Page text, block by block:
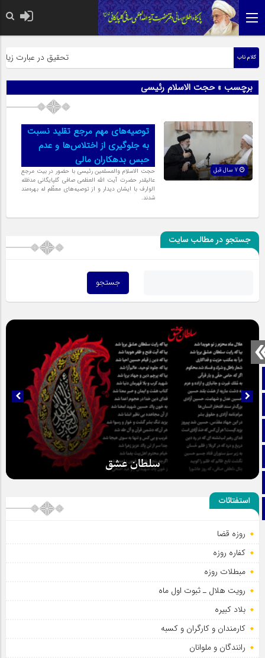
صفحه نخست
تماس با ما
اینستاگرام
تلگرام
کلام ناب تحقیق در عبارت
برچسب » حجت الاسلام رئیسی
توصیه‌های مهم مرجع تقلید نسبت
به جلوگیری از اختلاس‌ها و عدم
حبس بدهکاران مالی
حجت الاسلام والمسلمین رئیسی با حضور در بیت مرجع
عالیقدر حضرت آیت الله العظمی صافی گلپایگانی مدظله
الوارف با ایشان دیدار و از توصیه‌های معظّم له بهره‌مند
شدند.
جستجو در مطالب سایت
سلطان عشق
استفتائات
روزه قضا
کفاره روزه
مبطلات روزه
رویت هلال ـ ثبوت اول ماه
بلاد کبیره
کارمندان و کارگران و کسبه
رانندگان و ملوانان